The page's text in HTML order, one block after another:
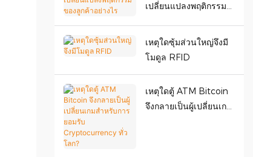
เปลี่ยนแปลงพฤติกรรม
เหตุใดซุ้มส่วนใหญ่จึงมี
โมดูล RFID
เหตุใดตู้ ATM Bitcoin
จึงกลายเป็นผู้เปลี่ยนเกม